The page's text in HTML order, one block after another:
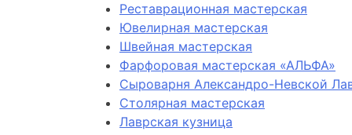
Реставрационная мастерская
Ювелирная мастерская
Швейная мастерская
Фарфоровая мастерская «АЛЬФА»
Сыроварня Александро-Невской
Столярная мастерская
Лаврская кузница